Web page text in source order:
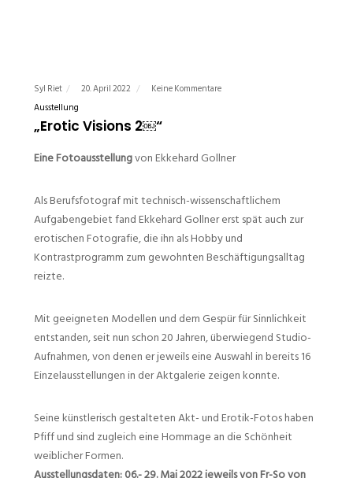
Syl Riet 20. April 2022
Keine Kommentare
Ausstellung
„Erotic Visions 2￼“
Eine Fotoausstellungvon Ekkehard Gollner
Als Berufsfotograf mit technisch-wissenschaftlichem
Aufgabengebiet fand Ekkehard Gollner erst spät auch zur
erotischen Fotografie, die ihn als Hobby und
Kontrastprogramm zum gewohnten Beschäftigungsalltag
reizte.
Mit geeigneten Modellen und dem Gespür für Sinnlichkeit
entstanden, seit nun schon 20 Jahren, überwiegend Studio-
Aufnahmen, von denen er jeweils eine Auswahl in bereits 16
Einzelausstellungen in der Aktgalerie zeigen konnte.
Seine künstlerisch gestalteten Akt- und Erotik-Fotos haben
Pfiff und sind zugleich eine Hommage an die Schönheit
weiblicher Formen.
Ausstellungsdaten: 06.- 29. Mai 2022 jeweils von Fr-So von